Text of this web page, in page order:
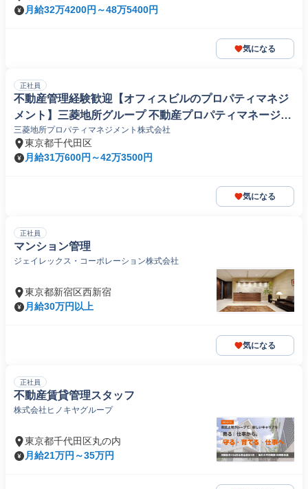
月給32万4200円～48万5400円
気になる
正社員
不動産管理経験歓迎【オフィスビルのプロパティマネジ
メント】三菱地所グループ 不動産プロパティマネージャ
ー
三菱地所プロパティマネジメント株式会社
東京都千代田区
月給31万600円～42万3500円
気になる
正社員
マンション管理
ジェイレックス・コーポレーション株式会社
東京都新宿区西新宿
月給30万円以上
気になる
正社員
不動産賃貸管理スタッフ
株式会社ヒノキヤグループ
東京都千代田区丸の内
月給21万円～35万円